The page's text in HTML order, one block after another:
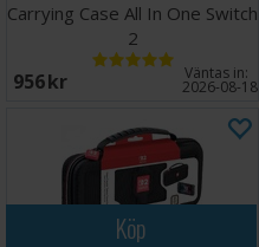
Carrying Case All In One Switch
2
956 SEK Väntas in:
2026-08-18
Köp